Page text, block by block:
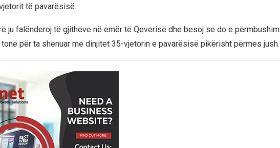
të pavarësisë.
ju falënderoj të gjithëve në emër të Qeverisë dhe besoj se do e përmbushim
për ta shënuar me dinjitet 35-vjetorin e pavarësisë pikërisht përmes jush.